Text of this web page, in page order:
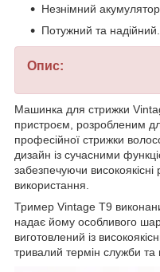
Незнімний акумулятор
Потужний та надійний.
Опис:
Машинка для стрижки
пристроєм, розробленим
професійної стрижки
дизайн із сучасними
забезпечуючи високоякісні
використання.
Тример Vintage T9
надає йому особливого
виготовлений із
тривалий термін служби та